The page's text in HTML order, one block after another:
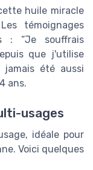
huile miracle
témoignages
: “Je souffrais
que j'utilise
jamais été aussi
ans.
usages
idéale pour
Voici quelques